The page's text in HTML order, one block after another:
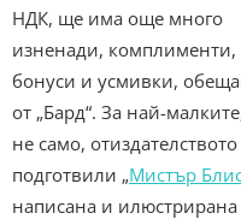
НДК, ще има още много
изненади, комплименти,
бонуси и усмивки,
от „Бард“. За най-
не само, отиздателството
подготвили „Мистър
написана и илюстрирана